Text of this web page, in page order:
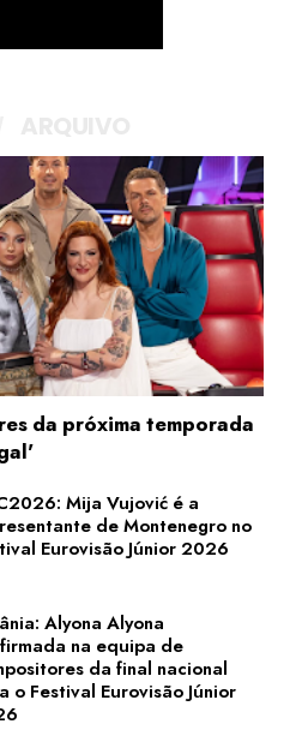
da próxima temporada
Mija Vujović é a
de Montenegro no
Eurovisão Júnior 2026
Alyona Alyona
na equipa de
da final nacional
o Festival Eurovisão Júnior